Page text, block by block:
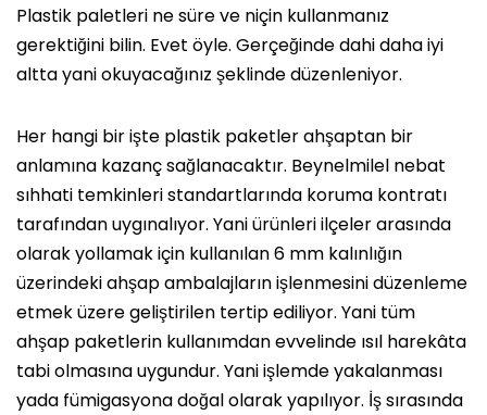
Plastik paletleri ne süre ve niçin kullanmanız
gerektiğini bilin. Evet öyle. Gerçeğinde dahi daha iyi
altta yani okuyacağınız şeklinde düzenleniyor.
Her hangi bir işte plastik paketler ahşaptan bir
anlamına kazanç sağlanacaktır. Beynelmilel nebat
sıhhati temkinleri standartlarında koruma kontratı
tarafından uygınalıyor. Yani ürünleri ilçeler arasında
olarak yollamak için kullanılan 6 mm kalınlığın
üzerindeki ahşap ambalajların işlenmesini düzenleme
etmek üzere geliştirilen tertip ediliyor. Yani tüm
ahşap paketlerin kullanımdan evvelinde ısıl harekâta
tabi olmasına uygundur. Yani işlemde yakalanması
yada fümigasyona doğal olarak yapılıyor. İş sırasında